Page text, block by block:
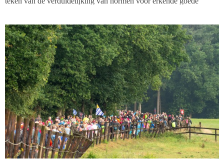
meer ruimte te bieden bij de inrichting van hun governance. De
commissie schrijft dat op beide vlakken vooruitgang is geboekt.